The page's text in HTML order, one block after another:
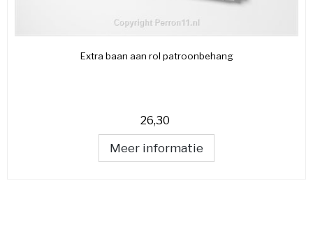
Extra baan aan rol patroonbehang
26,30
Meer informatie